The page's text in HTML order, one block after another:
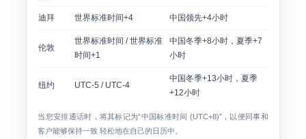
迪拜 世界标准时间+4 中国领先+4小时
伦敦
世界标准时间 / 世界标准
时间+1
中国冬季+8小时，夏季+7
小时
纽约 UTC-5 / UTC-4
中国冬季+13小时，夏季
+12小时
当您安排通话时，将其标记为“中国标准时间 (UTC+8)”，以便同事和
客户能够保持一致 轻松地在自己的日历中。